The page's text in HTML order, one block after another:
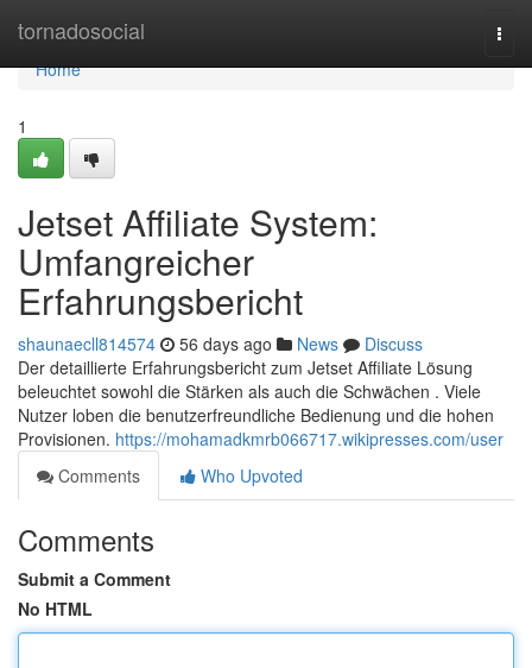
tornadosocial
Home
Home
1
Jetset Affiliate System:
Umfangreicher
Erfahrungsbericht
shaunaecll814574 56 days ago News
Discuss
Der detaillierte Erfahrungsbericht zum Jetset Affiliate Lösung
beleuchtet sowohl die Stärken als auch die Schwächen . Viele
Nutzer loben die benutzerfreundliche Bedienung und die hohen
Provisionen. https://mohamadkmrb066717.wikipresses.com/user
Comments
Who Upvoted
Comments
Submit a Comment
No HTML